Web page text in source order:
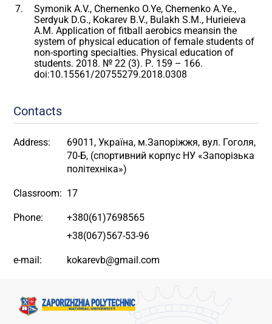
Symonik A.V., Chernenko O.Ye, Chernenko A.Ye.,
Serdyuk D.G., Kokarev B.V., Bulakh S.M., Hurieieva
A.M. Application of fitball aerobics meansin the
system of physical education of female students of
non-sporting specialties. Physical education of
students. 2018. № 22 (3). Р. 159 – 166.
doi:10.15561/20755279.2018.0308
Contacts
Address:
69011, Україна, м.Запоріжжя, вул. Гоголя,
70-Б, (спортивний корпус НУ «Запорізька
політехніка»)
Classroom: 17
Phone:
+380(61)7698565
+38(067)567-53-96
e-mail: kokarevb@gmail.com